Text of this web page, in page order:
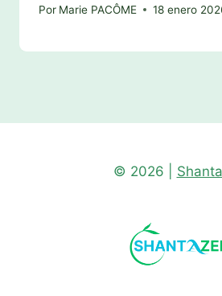
Por Marie PACÔME 18 enero
© 2026 |